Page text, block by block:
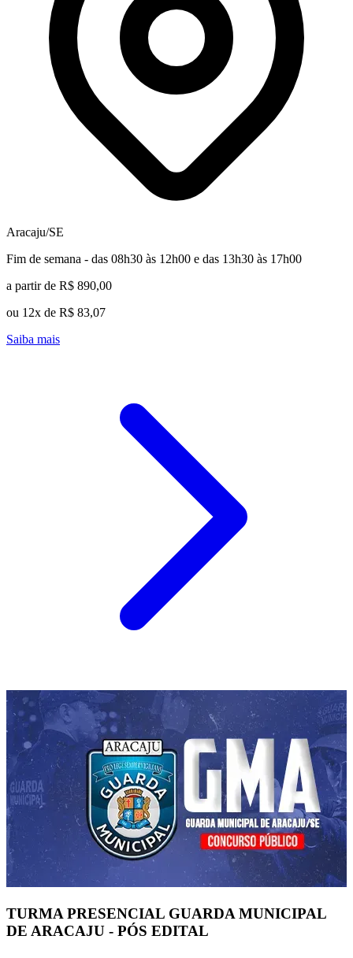
Aracaju/SE
Fim de semana - das 08h30 às 12h00 e das 13h30 às 17h00
a partir de R$ 890,00
ou 12x de R$ 83,07
Saiba mais
TURMA PRESENCIAL GUARDA MUNICIPAL
DE ARACAJU - PÓS EDITAL